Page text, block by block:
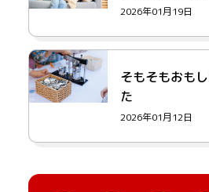
2026年01月19日
そもそもおも
た
2026年01月12日